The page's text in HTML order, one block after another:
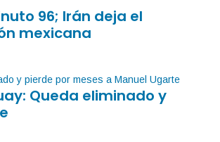
96; Irán deja el
mexicana
Queda eliminado y